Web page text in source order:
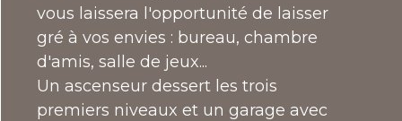
vous laissera l'opportunité de laisser
gré à vos envies : bureau, chambre
d'amis, salle de jeux...
Un ascenseur dessert les trois
premiers niveaux et un garage avec